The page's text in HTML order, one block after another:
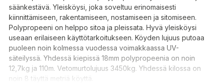
säänkestävä. Yleisköysi, joka soveltuu erinomaisesti
kiinnittämiseen, rakentamiseen, nostamiseen ja sitomiseen.
Polypropeeni on helppo sitoa ja pleissata. Hyvä yleisköysi
useaan erilaiseen käyttötarkoitukseen. Köyden lujuus putoaa
puoleen noin kolmessa vuodessa voimakkaassa UV-
säteilyssä. Yhdessä kiepissä 18mm polypropeenia on noin
12,7kg ja 110m. Vetomurtolujuus 3450kg. Yhdessä kilossa on
noin 8 täyttä metriä köyttä.